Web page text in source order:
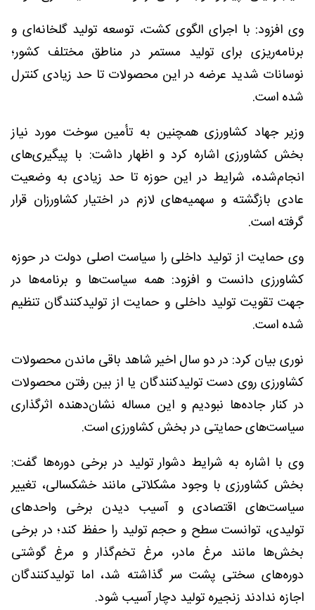
وی افزود: با اجرای الگوی کشت، توسعه تولید گلخانه‌ای و
برنامه‌ریزی برای تولید مستمر در مناطق مختلف کشور؛
نوسانات شدید عرضه در این محصولات تا حد زیادی کنترل
شده است.
وزیر جهاد کشاورزی همچنین به تأمین سوخت مورد نیاز
بخش کشاورزی اشاره کرد و اظهار داشت: با پیگیری‌های
انجام‌شده، شرایط در این حوزه تا حد زیادی به وضعیت
عادی بازگشته و سهمیه‌های لازم در اختیار کشاورزان قرار
گرفته است.
وی حمایت از تولید داخلی را سیاست اصلی دولت در حوزه
کشاورزی دانست و افزود: همه سیاست‌ها و برنامه‌ها در
جهت تقویت تولید داخلی و حمایت از تولیدکنندگان تنظیم
شده است.
نوری بیان کرد: در دو سال اخیر شاهد باقی ماندن محصولات
کشاورزی روی دست تولیدکنندگان یا از بین رفتن محصولات
در کنار جاده‌ها نبودیم و این مساله نشان‌دهنده اثرگذاری
سیاست‌های حمایتی در بخش کشاورزی است.
وی با اشاره به شرایط دشوار تولید در برخی دوره‌ها گفت:
بخش کشاورزی با وجود مشکلاتی مانند خشکسالی، تغییر
سیاست‌های اقتصادی و آسیب دیدن برخی واحدهای
تولیدی، توانست سطح و حجم تولید را حفظ کند؛ در برخی
بخش‌ها مانند مرغ مادر، مرغ تخم‌گذار و مرغ گوشتی
دوره‌های سختی پشت سر گذاشته شد، اما تولیدکنندگان
اجازه ندادند زنجیره تولید دچار آسیب شود.